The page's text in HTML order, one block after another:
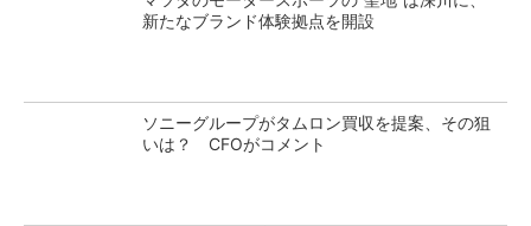
新たなブランド体験拠点を開設
ソニーグループがタムロン買収を提案、その狙
いは？ CFOがコメント